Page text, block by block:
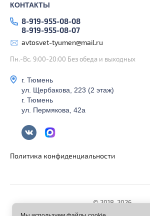
КОНТАКТЫ
8-919-955-08-08
8-919-955-08-07
avtosvet-tyumen@mail.ru
Пн.-Вс. 9:00-20:00 Без обеда и выходных
г. Тюмень
ул. Щербакова, 223 (2 этаж)
г. Тюмень
ул. Пермякова, 42а
Политика конфиденциальности
© 2018-2026